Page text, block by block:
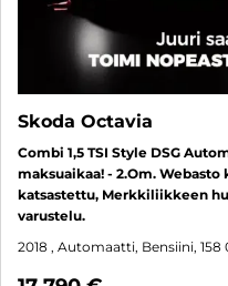
Skoda Octavia
Combi 1,5 TSI Style DSG
maksuaikaa! - 2.Om.
katsastettu, Merkkiliikkeen
varustelu.
2018 , Automaatti, Bensiini, 158